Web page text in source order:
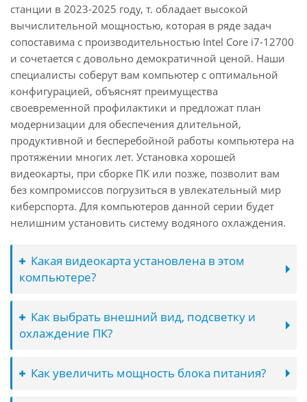
станции в 2023-2025 году, т. обладает высокой
вычислительной мощностью, которая в ряде задач
сопоставима с производительностью Intel Core i7-12700
и сочетается с довольно демократичной ценой. Наши
специалисты соберут вам компьютер с оптимальной
конфигурацией, объяснят преимущества
своевременной профилактики и предложат план
модернизации для обеспечения длительной,
продуктивной и бесперебойной работы компьютера на
протяжении многих лет. Установка хорошей
видеокарты, при сборке ПК или позже, позволит вам
без компромиссов погрузиться в увлекательный мир
киберспорта. Для компьютеров данной серии будет
нелишним установить систему водяного охлаждения.
Какая видеокарта установлена в этом
компьютере?
Как выбрать внешний вид, подсветку и
охлаждение ПК?
Как увеличить мощность блока питания?